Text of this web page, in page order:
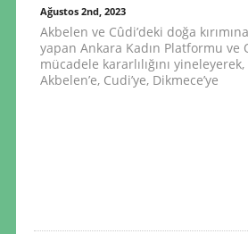
Ağustos 2nd, 2023
Akbelen ve Cûdi’deki doğa
yapan Ankara Kadın Platformu ve
mücadele kararlılığını yineleyerek,
Akbelen’e, Cudi’ye, Dikmece’ye